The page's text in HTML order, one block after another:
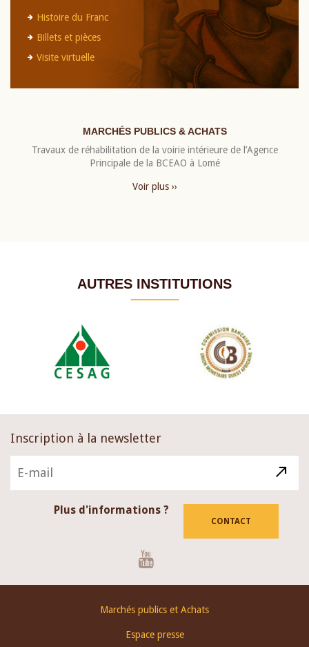
Histoire du Franc
Billets et pièces
Visite virtuelle
MARCHÉS PUBLICS & ACHATS
Travaux de réhabilitation de la voirie intérieure de l’Agence
Principale de la BCEAO à Lomé
Voir plus ››
AUTRES INSTITUTIONS
Inscription à la newsletter
Plus d'informations ?
CONTACT
Marchés publics et Achats
Espace presse